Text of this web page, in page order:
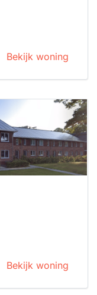
Bekijk woning
Bekijk woning